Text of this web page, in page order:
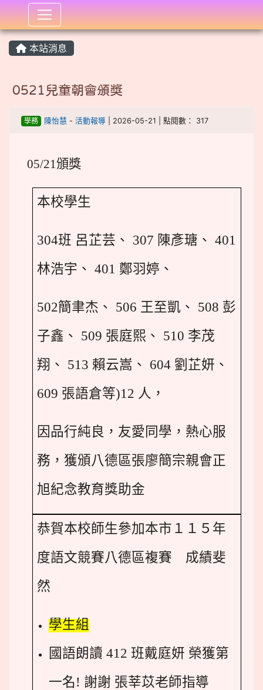
:::
本站消息
0521兒童朝會頒獎
學務 陳怡慧 - 活動報導| 2026-05-21 | 點閱數： 317
05/21頒獎
本校學生
304班 呂芷芸、 307 陳彥瑭、 401
林浩宇、 401 鄭羽婷、
502簡聿杰、 506 王至凱、 508 彭
子鑫、 509 張庭熙、 510 李茂
翔、 513 賴云嵩、 604 劉芷妍、
609 張語倉等)12 人，
因品行純良，友愛同學，熱心服
務 ， 獲頒八德區張廖簡宗親會正
旭紀念教育獎助金
恭賀本校師生參加本市１１５年
度語文競賽八德區複賽 成績斐
然
學生組
國語朗讀 412 班戴庭妍 榮獲第
一名! 謝謝 張莘苡老師指導